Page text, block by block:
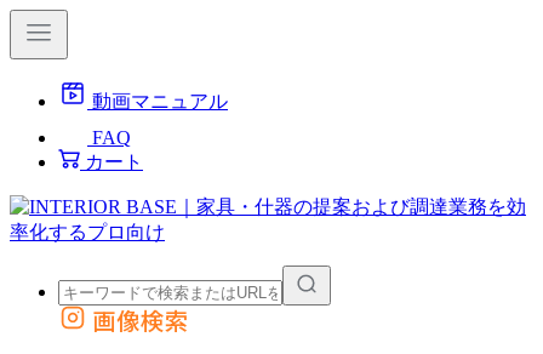
動画マニュアル
FAQ
カート
外部サイトの商品をカートに追加
画像検索